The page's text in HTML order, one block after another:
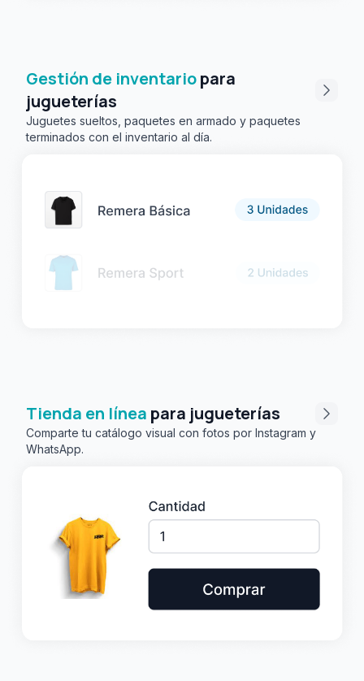
Gestión de inventariopara
jugueterías
Juguetes sueltos, paquetes en armado y paquetes
terminados con el inventario al día.
Tienda en línea para jugueterías
Comparte tu catálogo visual con fotos por Instagram y
WhatsApp.